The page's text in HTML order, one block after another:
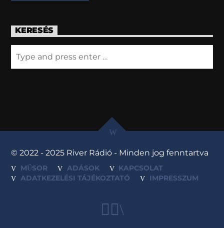
KERESÉS
© 2022 - 2025 River Rádió - Minden jog fenntartva
MŰSOR ADÁSOK
KAPCSOLAT
ADATKEZELÉSI TÁJÉKOZTATÓ
IMPRESSZUM